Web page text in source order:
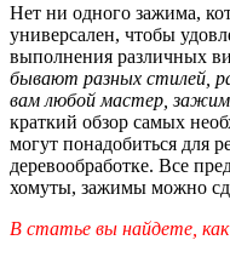
Нет ни одного зажима,
универсален, чтобы
выполнения различных
бывают разных стилей,
вам любой мастер,
краткий обзор самых
могут понадобиться для
деревообработке. Все
хомуты, зажимы можно
В статье вы найдете,